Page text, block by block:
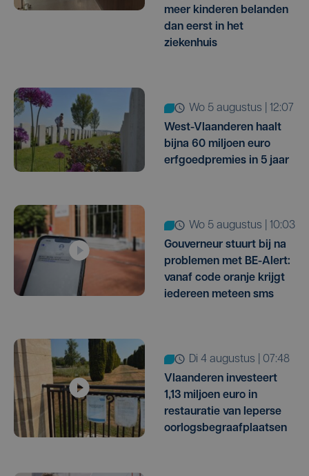
meer kinderen belanden
dan eerst in het
ziekenhuis
wo 5 augustus | 12:07
West-Vlaanderen haalt
bijna 60 miljoen euro
erfgoedpremies in 5 jaar
wo 5 augustus | 10:03
Gouverneur stuurt bij na
problemen met BE-Alert:
vanaf code oranje krijgt
iedereen meteen sms
di 4 augustus | 07:48
Vlaanderen investeert
1,13 miljoen euro in
restauratie van Ieperse
oorlogsbegraafplaatsen